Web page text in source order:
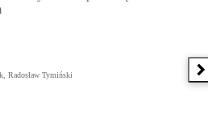
Radosław Tymiński